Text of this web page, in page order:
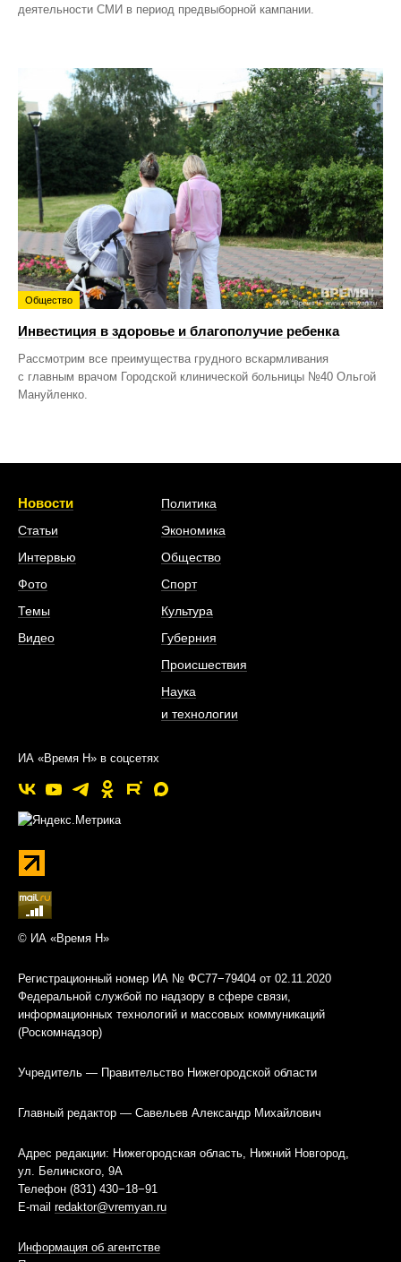
деятельности СМИ в период предвыборной кампании.
Общество
Инвестиция в здоровье и благополучие ребенка
Рассмотрим все преимущества грудного вскармливания
с главным врачом Городской клинической больницы №40 Ольгой
Мануйленко.
Новости
Статьи
Интервью
Фото
Темы
Видео
Политика
Экономика
Общество
Спорт
Культура
Губерния
Происшествия
Наука
и технологии
ИА «Время Н» в соцсетях
© ИА «Время Н»
Регистрационный номер ИА № ФС77−79404 от 02.11.2020
Федеральной службой по надзору в сфере связи,
информационных технологий и массовых коммуникаций
(Роскомнадзор)
Учредитель — Правительство Нижегородской области
Главный редактор — Савельев Александр Михайлович
Адрес редакции: Нижегородская область, Нижний Новгород,
ул. Белинского, 9А
Телефон (831) 430−18−91
E-mail redaktor@vremyan.ru
Информация об агентстве